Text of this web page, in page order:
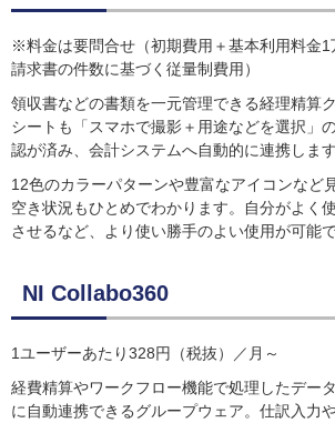
※料金は要問合せ（初期費用＋基本利用料金1
請求書の件数に基づく従量制費用）
領収書などの書類を一元管理できる経理精算
シートも「スマホで撮影＋用途などを選択」
認が済み、会計システムへ自動的に連携します
12色のカラーパターンや豊富なアイコンなど
空き状況もひとめでわかります。自分がよく
させるなど、より使い勝手のよい使用が可能で
NI Collabo360
1ユーザーあたり328円（税抜）／月～
経費精算やワークフロー機能で処理したデー
に自動連携できるグループウェア。仕訳入力